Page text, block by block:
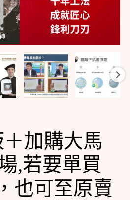
加購大馬
,若要單買
也可至原賣